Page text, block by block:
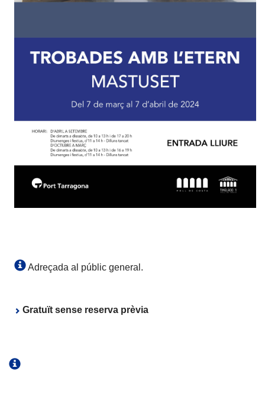
Adreçada al públic general.
Gratuït sense reserva prèvia